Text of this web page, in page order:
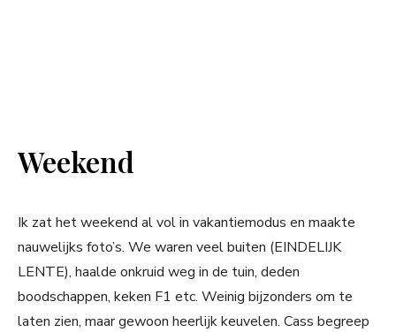
Weekend
Ik zat het weekend al vol in vakantiemodus en maakte
nauwelijks foto’s. We waren veel buiten (EINDELIJK
LENTE), haalde onkruid weg in de tuin, deden
boodschappen, keken F1 etc. Weinig bijzonders om te
laten zien, maar gewoon heerlijk keuvelen. Cass begreep